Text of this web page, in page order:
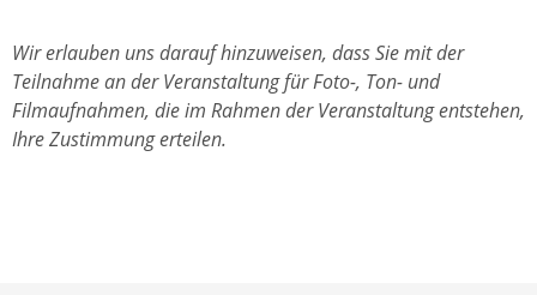
Wir erlauben uns darauf hinzuweisen, dass Sie mit der
Teilnahme an der Veranstaltung für Foto-, Ton- und
Filmaufnahmen, die im Rahmen der Veranstaltung entstehen,
Ihre Zustimmung erteilen.